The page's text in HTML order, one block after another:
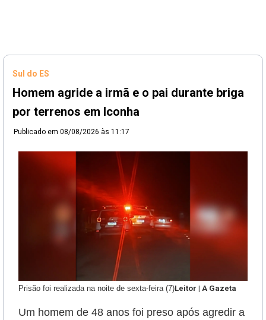
Sul do ES
Homem agride a irmã e o pai durante briga
por terrenos em Iconha
Publicado em 08/08/2026 às 11:17
Prisão foi realizada na noite de sexta-feira (7)Leitor | A Gazeta
Um homem de 48 anos foi preso após agredir a